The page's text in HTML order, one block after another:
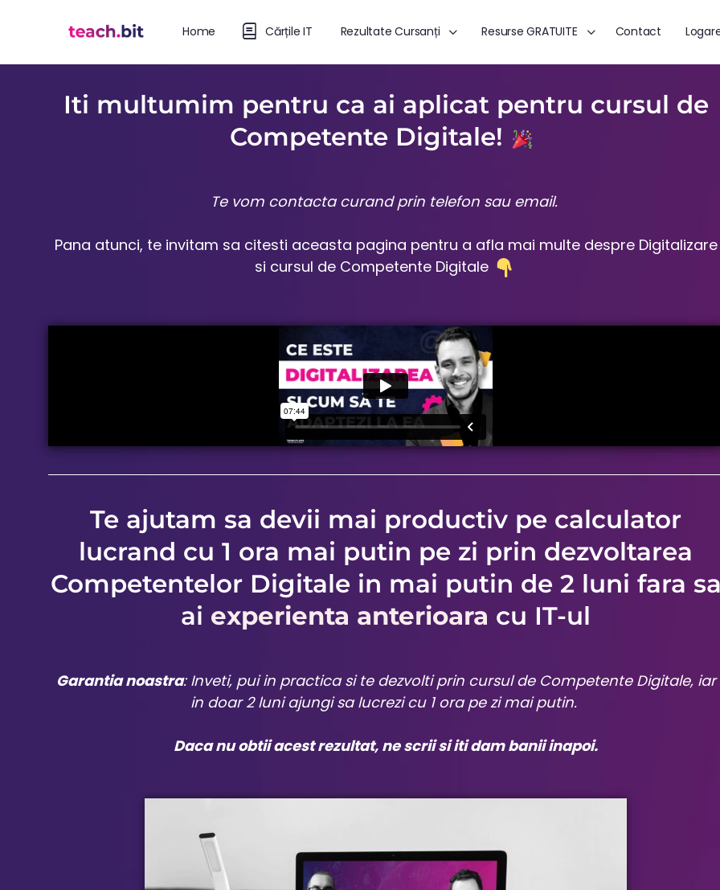
Home Cărțile IT Rezultate Cursanți Resurse GRATUITE Contact
Iti multumim pentru ca ai aplicat pentru cursul de
Competente Digitale!
Te vom contacta curand prin telefon sau email.
Pana atunci, te invitam sa citesti aceasta pagina pentru a afla mai multe despre Digitalizare
si cursul de Competente Digitale
Te ajutam sa devii mai productiv pe calculator
lucrand cu 1 ora mai putin pe zi prin dezvoltarea
Competentelor Digitale in mai putin de 2 luni fara
ai experienta anterioara cu IT-ul
Garantia noastra: Inveti, pui in practica si te dezvolti prin cursul de Competente Digitale, iar
in doar 2 luni ajungi sa lucrezi cu 1 ora pe zi mai putin.
Daca nu obtii acest rezultat, ne scrii si iti dam banii inapoi.